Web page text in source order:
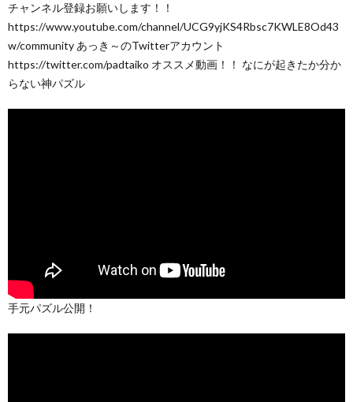
チャンネル登録お願いします！！
https://www.youtube.com/channel/UCG9yjKS4Rbsc7KWLE8Od43
w/community あっき～のTwitterアカウント
https://twitter.com/padtaiko オススメ動画！！ なにが起きたか分か
らない神パズル
手元パズル公開！